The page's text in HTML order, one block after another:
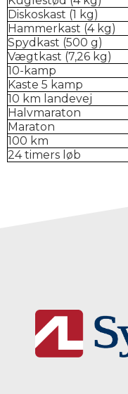
Diskoskast (1 kg)
Hammerkast (4 kg)
Spydkast (500 g)
Vægtkast (7,26 kg)
10-kamp
Kaste 5 kamp
10 km landevej
Halvmaraton
Maraton
100 km
24 timers løb